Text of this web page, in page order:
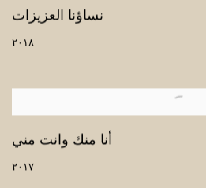
نساؤنا العزيزات
٢٠١٨
أنا منك وانت مني
٢٠١٧